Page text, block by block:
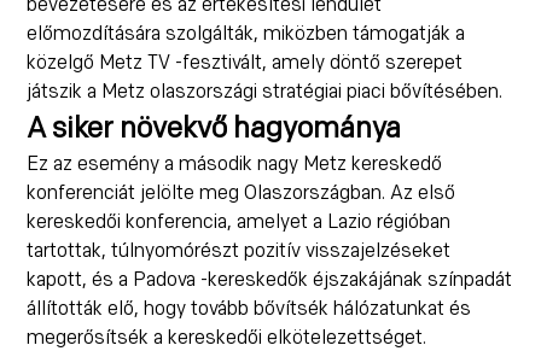
bevezetésére és az értékesítési lendület
előmozdítására szolgálták, miközben támogatják a
közelgő Metz TV -fesztivált, amely döntő szerepet
játszik a Metz olaszországi stratégiai piaci bővítésében.
A siker növekvő hagyománya
Ez az esemény a második nagy Metz kereskedő
konferenciát jelölte meg Olaszországban. Az első
kereskedői konferencia, amelyet a Lazio régióban
tartottak, túlnyomórészt pozitív visszajelzéseket
kapott, és a Padova -kereskedők éjszakájának színpadát
állították elő, hogy tovább bővítsék hálózatunkat és
megerősítsék a kereskedői elkötelezettséget.